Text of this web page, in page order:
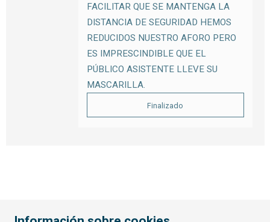
FACILITAR QUE SE MANTENGA LA
DISTANCIA DE SEGURIDAD HEMOS
REDUCIDOS NUESTRO AFORO PERO
ES IMPRESCINDIBLE QUE EL
PÚBLICO ASISTENTE LLEVE SU
MASCARILLA.
Finalizado